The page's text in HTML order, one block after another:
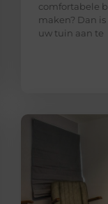
comfortabele
maken? Dan
uw tuin aan te